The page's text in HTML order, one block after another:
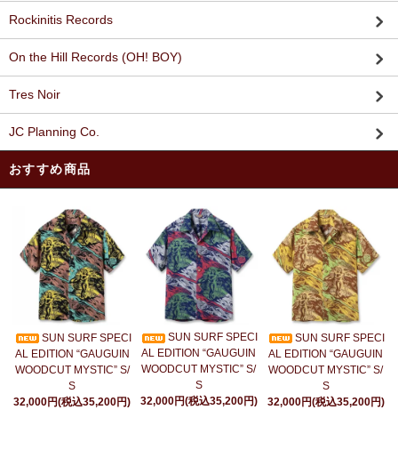
Rockinitis Records
On the Hill Records (OH! BOY)
Tres Noir
JC Planning Co.
おすすめ商品
SUN SURF SPECI
AL EDITION “GAUGUIN
WOODCUT MYSTIC” S/
S
32,000円(税込35,200円)
SUN SURF SPECI
AL EDITION “GAUGUIN
WOODCUT MYSTIC” S/
S
32,000円(税込35,200円)
SUN SURF SPECI
AL EDITION “GAUGUIN
WOODCUT MYSTIC” S/
S
32,000円(税込35,200円)